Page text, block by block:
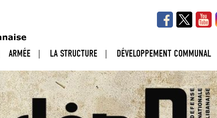
ARMÉE LA STRUCTURE DÉVELOPPEMENT COMMUNAL